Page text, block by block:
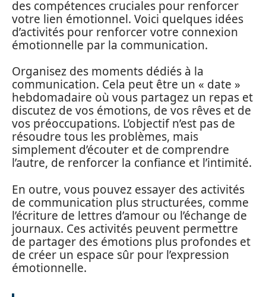
des compétences cruciales pour renforcer
votre lien émotionnel. Voici quelques idées
d’activités pour renforcer votre connexion
émotionnelle par la communication.
Organisez des moments dédiés à la
communication. Cela peut être un « date »
hebdomadaire où vous partagez un repas et
discutez de vos émotions, de vos rêves et de
vos préoccupations. L’objectif n’est pas de
résoudre tous les problèmes, mais
simplement d’écouter et de comprendre
l’autre, de renforcer la confiance et l’intimité.
En outre, vous pouvez essayer des activités
de communication plus structurées, comme
l’écriture de lettres d’amour ou l’échange de
journaux. Ces activités peuvent permettre
de partager des émotions plus profondes et
de créer un espace sûr pour l’expression
émotionnelle.